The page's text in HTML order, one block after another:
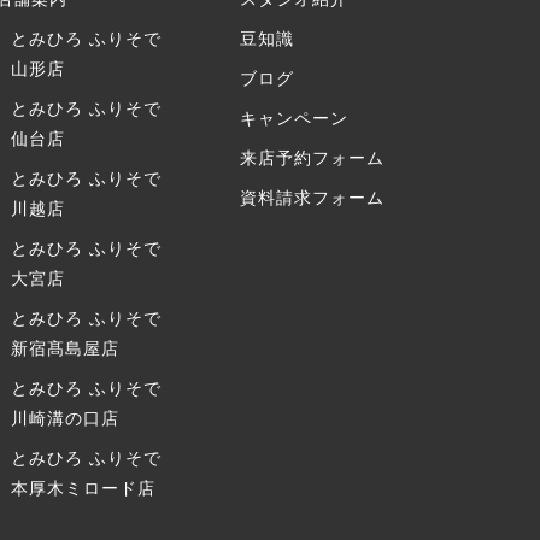
とみひろ ふりそで
山形店
とみひろ ふりそで
仙台店
とみひろ ふりそで
川越店
とみひろ ふりそで
大宮店
とみひろ ふりそで
新宿髙島屋店
とみひろ ふりそで
川崎溝の口店
とみひろ ふりそで
本厚木ミロード店
豆知識
ブログ
キャンペーン
来店予約フォーム
資料請求フォーム